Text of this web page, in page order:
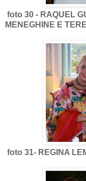
foto 30 - RAQUEL
MENEGHINE E
foto 31- REGINA